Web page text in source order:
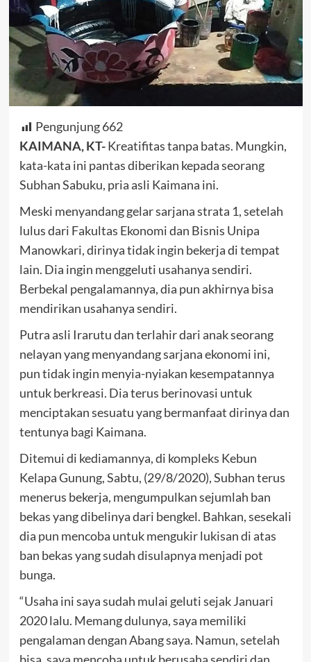
Pengunjung 662
KAIMANA, KT-Kreatifitas tanpa batas. Mungkin,
kata-kata ini pantas diberikan kepada seorang
Subhan Sabuku, pria asli Kaimana ini.
Meski menyandang gelar sarjana strata 1, setelah
lulus dari Fakultas Ekonomi dan Bisnis Unipa
Manowkari, dirinya tidak ingin bekerja di tempat
lain. Dia ingin menggeluti usahanya sendiri.
Berbekal pengalamannya, dia pun akhirnya bisa
mendirikan usahanya sendiri.
Putra asli Irarutu dan terlahir dari anak seorang
nelayan yang menyandang sarjana ekonomi ini,
pun tidak ingin menyia-nyiakan kesempatannya
untuk berkreasi. Dia terus berinovasi untuk
menciptakan sesuatu yang bermanfaat dirinya dan
tentunya bagi Kaimana.
Ditemui di kediamannya, di kompleks Kebun
Kelapa Gunung, Sabtu, (29/8/2020), Subhan terus
menerus bekerja, mengumpulkan sejumlah ban
bekas yang dibelinya dari bengkel. Bahkan, sesekali
dia pun mencoba untuk mengukir lukisan di atas
ban bekas yang sudah disulapnya menjadi pot
bunga.
“Usaha ini saya sudah mulai geluti sejak Januari
2020 lalu. Memang dulunya, saya memiliki
pengalaman dengan Abang saya. Namun, setelah